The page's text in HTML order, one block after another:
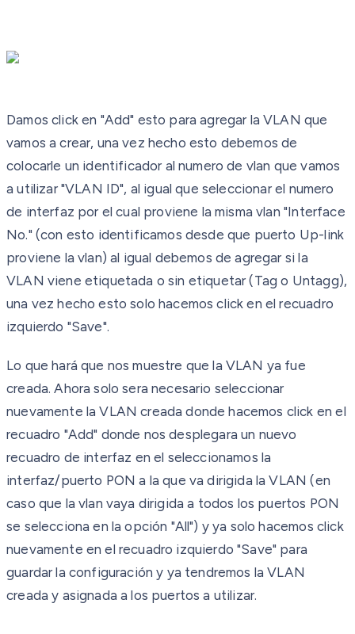
Damos click en "Add" esto para agregar la VLAN que
vamos a crear, una vez hecho esto debemos de
colocarle un identificador al numero de vlan que vamos
a utilizar "VLAN ID", al igual que seleccionar el numero
de interfaz por el cual proviene la misma vlan "Interface
No." (con esto identificamos desde que puerto Up-link
proviene la vlan) al igual debemos de agregar si la
VLAN viene etiquetada o sin etiquetar (Tag o Untagg),
una vez hecho esto solo hacemos click en el recuadro
izquierdo "Save".
Lo que hará que nos muestre que la VLAN ya fue
creada. Ahora solo sera necesario seleccionar
nuevamente la VLAN creada donde hacemos click en el
recuadro "Add" donde nos desplegara un nuevo
recuadro de interfaz en el seleccionamos la
interfaz/puerto PON a la que va dirigida la VLAN (en
caso que la vlan vaya dirigida a todos los puertos PON
se selecciona en la opción "All") y ya solo hacemos click
nuevamente en el recuadro izquierdo "Save" para
guardar la configuración y ya tendremos la VLAN
creada y asignada a los puertos a utilizar.